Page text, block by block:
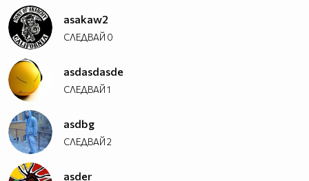
asakaw2
СЛЕДВАЙ 0
asdasdasde
СЛЕДВАЙ1
asdbg
СЛЕДВАЙ2
asder